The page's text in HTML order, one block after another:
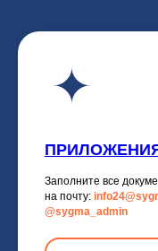
Заполните все
на почту:
@sygma_admin